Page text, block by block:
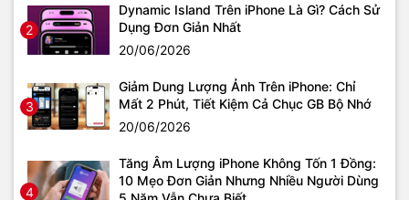
2
Dynamic Island Trên iPhone Là Gì? Cách Sử
Dụng Đơn Giản Nhất
20/06/2026
3
Giảm Dung Lượng Ảnh Trên iPhone: Chỉ
Mất 2 Phút, Tiết Kiệm Cả Chục GB Bộ Nhớ
20/06/2026
4
Tăng Âm Lượng iPhone Không Tốn 1 Đồng:
10 Mẹo Đơn Giản Nhưng Nhiều Người Dùng